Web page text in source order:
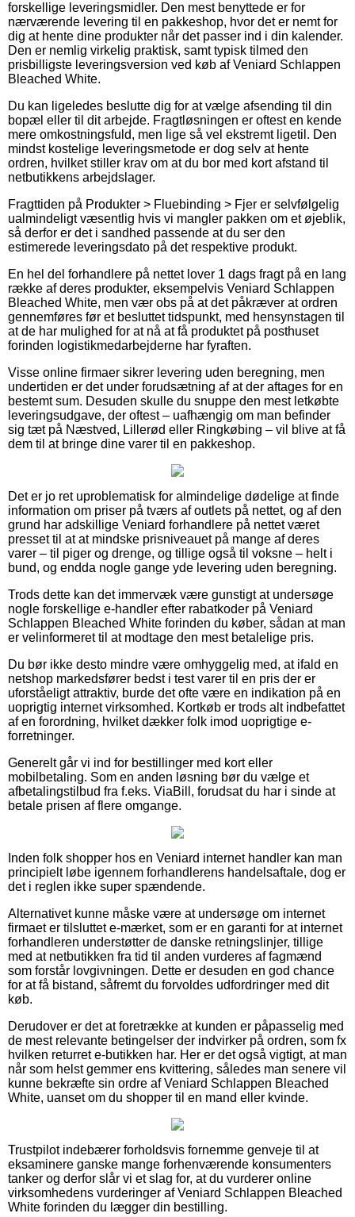
forskellige leveringsmidler. Den mest benyttede er for
nærværende levering til en pakkeshop, hvor det er nemt for
dig at hente dine produkter når det passer ind i din kalender.
Den er nemlig virkelig praktisk, samt typisk tilmed den
prisbilligste leveringsversion ved køb af Veniard Schlappen
Bleached White.
Du kan ligeledes beslutte dig for at vælge afsending til din
bopæl eller til dit arbejde. Fragtløsningen er oftest en kende
mere omkostningsfuld, men lige så vel ekstremt ligetil. Den
mindst kostelige leveringsmetode er dog selv at hente
ordren, hvilket stiller krav om at du bor med kort afstand til
netbutikkens arbejdslager.
Fragttiden på Produkter > Fluebinding > Fjer er selvfølgelig
ualmindeligt væsentlig hvis vi mangler pakken om et øjeblik,
så derfor er det i sandhed passende at du ser den
estimerede leveringsdato på det respektive produkt.
En hel del forhandlere på nettet lover 1 dags fragt på en lang
række af deres produkter, eksempelvis Veniard Schlappen
Bleached White, men vær obs på at det påkræver at ordren
gennemføres før et besluttet tidspunkt, med hensynstagen til
at de har mulighed for at nå at få produktet på posthuset
forinden logistikmedarbejderne har fyraften.
Visse online firmaer sikrer levering uden beregning, men
undertiden er det under forudsætning af at der aftages for en
bestemt sum. Desuden skulle du snuppe den mest letkøbte
leveringsudgave, der oftest – uafhængig om man befinder
sig tæt på Næstved, Lillerød eller Ringkøbing – vil blive at få
dem til at bringe dine varer til en pakkeshop.
Det er jo ret uproblematisk for almindelige dødelige at finde
information om priser på tværs af outlets på nettet, og af den
grund har adskillige Veniard forhandlere på nettet været
presset til at at mindske prisniveauet på mange af deres
varer – til piger og drenge, og tillige også til voksne – helt i
bund, og endda nogle gange yde levering uden beregning.
Trods dette kan det immervæk være gunstigt at undersøge
nogle forskellige e-handler efter rabatkoder på Veniard
Schlappen Bleached White forinden du køber, sådan at man
er velinformeret til at modtage den mest betalelige pris.
Du bør ikke desto mindre være omhyggelig med, at ifald en
netshop markedsfører bedst i test varer til en pris der er
uforståeligt attraktiv, burde det ofte være en indikation på en
uoprigtig internet virksomhed. Kortkøb er trods alt indbefattet
af en forordning, hvilket dækker folk imod uoprigtige e-
forretninger.
Generelt går vi ind for bestillinger med kort eller
mobilbetaling. Som en anden løsning bør du vælge et
afbetalingstilbud fra f.eks. ViaBill, forudsat du har i sinde at
betale prisen af flere omgange.
Inden folk shopper hos en Veniard internet handler kan man
principielt løbe igennem forhandlerens handelsaftale, dog er
det i reglen ikke super spændende.
Alternativet kunne måske være at undersøge om internet
firmaet er tilsluttet e-mærket, som er en garanti for at internet
forhandleren understøtter de danske retningslinjer, tillige
med at netbutikken fra tid til anden vurderes af fagmænd
som forstår lovgivningen. Dette er desuden en god chance
for at få bistand, såfremt du forvoldes udfordringer med dit
køb.
Derudover er det at foretrække at kunden er påpasselig med
de mest relevante betingelser der indvirker på ordren, som fx
hvilken returret e-butikken har. Her er det også vigtigt, at man
når som helst gemmer ens kvittering, således man senere vil
kunne bekræfte sin ordre af Veniard Schlappen Bleached
White, uanset om du shopper til en mand eller kvinde.
Trustpilot indebærer forholdsvis fornemme genveje til at
eksaminere ganske mange forhenværende konsumenters
tanker og derfor slår vi et slag for, at du vurderer online
virksomhedens vurderinger af Veniard Schlappen Bleached
White forinden du lægger din bestilling.